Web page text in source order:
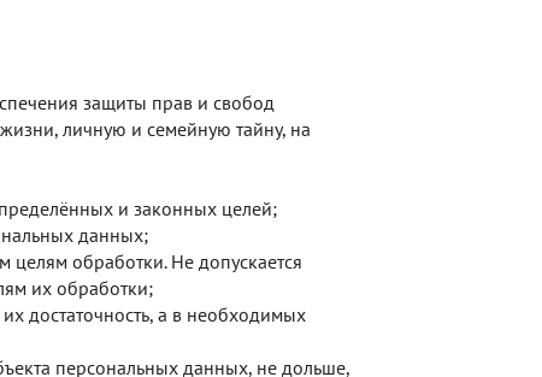
защиты прав и свобод
личную и семейную тайну, на
и законных целей;
данных;
обработки. Не допускается
их обработки;
достаточность, а в необходимых
персональных данных, не дольше,